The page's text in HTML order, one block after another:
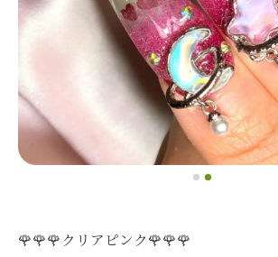
🌹🌹🌹クリアピンク🌹🌹🌹